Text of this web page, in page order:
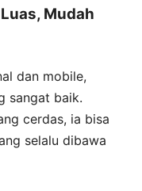
Mudah
dan mobile,
sangat baik.
cerdas, ia bisa
selalu dibawa